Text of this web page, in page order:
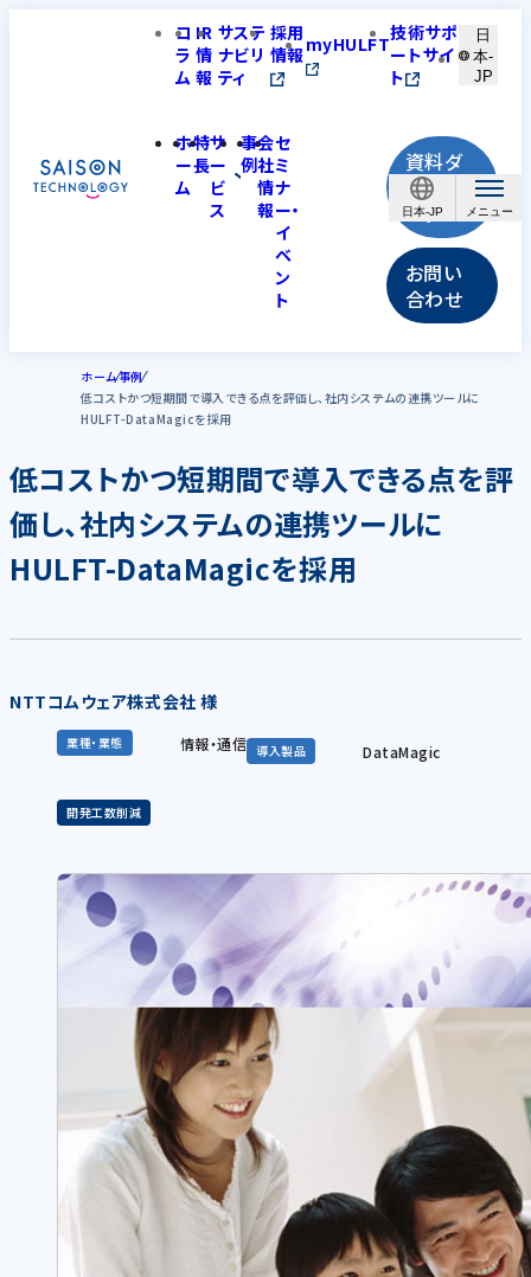
日本-JP
コ
ラ
ム
IR
情
報
サステ
ナビリ
ティ
採用
情報myHULFT技術サポ
ートサイ
ト
日
本-
JP
ホ
ー
ム
特
長
サ
ー
ビ
ス
事
例
会
社
情
報
セ
ミ
ナ
ー・
イ
ベ
ン
ト
資料ダ
ウンロ
ード
お問い
合わせ
ホーム事例
低コストかつ短期間で導入できる点を評価し、社内システムの連携ツールに
HULFT-DataMagicを採用
低コストかつ短期間で導入できる点を評
価し、社内システムの連携ツールに
HULFT-DataMagicを採用
NTTコムウェア株式会社 様
業種・業態 情報・通信 導入製品 DataMagic
開発工数削減